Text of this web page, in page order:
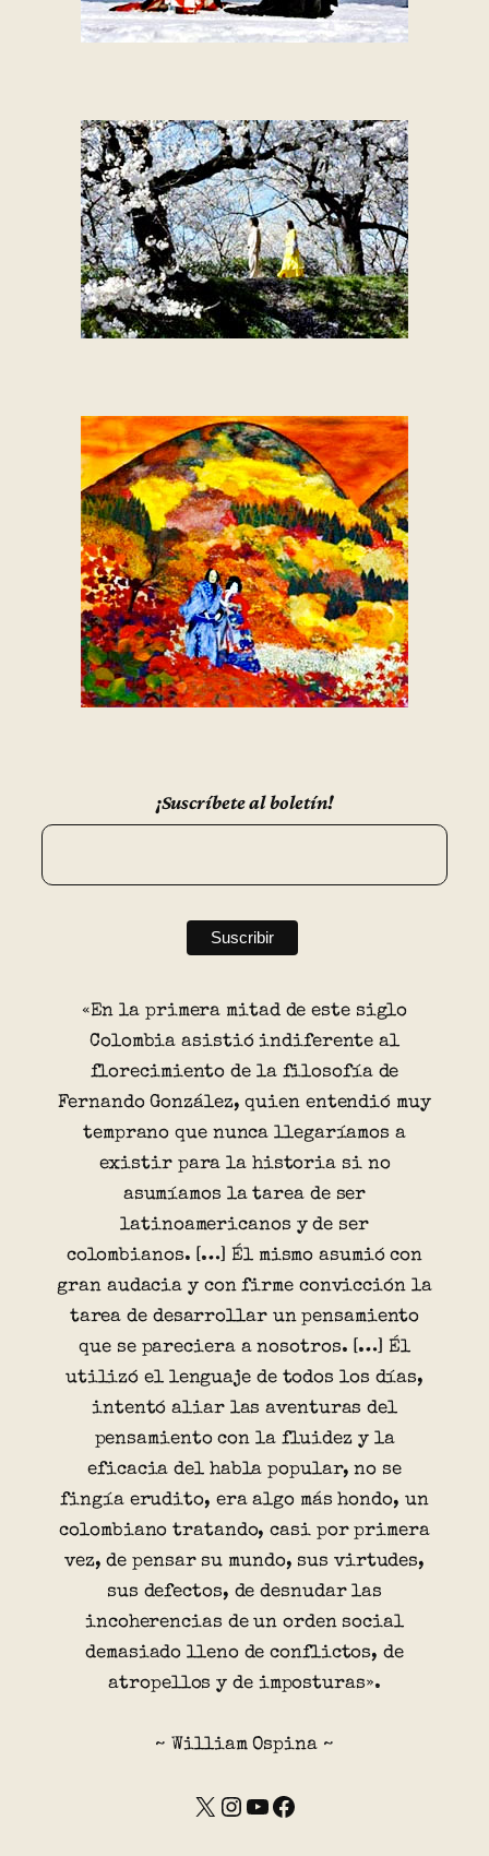
¡Suscríbete al boletín!
«En la primera mitad de este siglo
Colombia asistió indiferente al
florecimiento de la filosofía de
Fernando González, quien entendió muy
temprano que nunca llegaríamos a
existir para la historia si no
asumíamos la tarea de ser
latinoamericanos y de ser
colombianos. […] Él mismo asumió con
gran audacia y con firme convicción la
tarea de desarrollar un pensamiento
que se pareciera a nosotros. […] Él
utilizó el lenguaje de todos los días,
intentó aliar las aventuras del
pensamiento con la fluidez y la
eficacia del habla popular, no se
fingía erudito, era algo más hondo, un
colombiano tratando, casi por primera
vez, de pensar su mundo, sus virtudes,
sus defectos, de desnudar las
incoherencias de un orden social
demasiado lleno de conflictos, de
atropellos y de imposturas».
~ William Ospina ~
X Instagram YouTube Facebook